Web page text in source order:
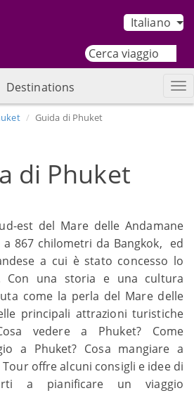
Italiano
Destinations
Guida di Phuket
di Phuket
est del Mare delle Andamane
a 867 chilometri da Bangkok, ed
a cui è stato concesso lo
Con una storia e una cultura
come la perla del Mare delle
principali attrazioni turistiche
vedere a Phuket? Come
a Phuket? Cosa mangiare a
Tour offre alcuni consigli e idee di
a pianificare un viaggio